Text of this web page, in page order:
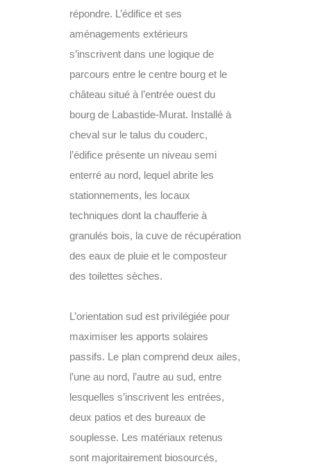
répondre. L’édifice et ses
aménagements extérieurs
s’inscrivent dans une logique de
parcours entre le centre bourg et le
château situé à l’entrée ouest du
bourg de Labastide-Murat. Installé à
cheval sur le talus du couderc,
l’édifice présente un niveau semi
enterré au nord, lequel abrite les
stationnements, les locaux
techniques dont la chaufferie à
granulés bois, la cuve de récupération
des eaux de pluie et le composteur
des toilettes sèches.
L’orientation sud est privilégiée pour
maximiser les apports solaires
passifs. Le plan comprend deux ailes,
l’une au nord, l’autre au sud, entre
lesquelles s’inscrivent les entrées,
deux patios et des bureaux de
souplesse. Les matériaux retenus
sont majoritairement biosourcés,